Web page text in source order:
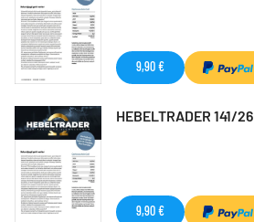
9,90 €
HEBELTRADER 141/26
9,90 €